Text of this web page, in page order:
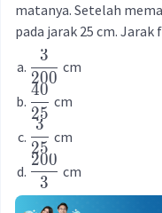
matanya. Setelah
pada jarak 25 cm. Jarak
200
3
cm
25
40
cm
25
3
cm
3
200
cm